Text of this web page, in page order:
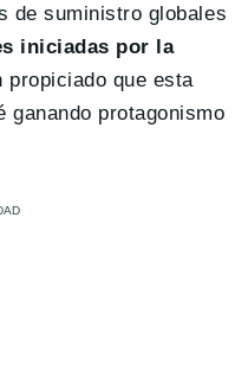
de suministro globales
iniciadas por la
propiciado que esta
ganando protagonismo